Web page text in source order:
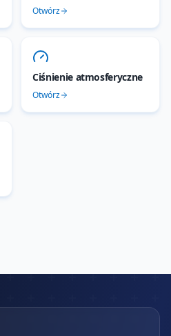
Otwórz
Ciśnienie atmosferyczne
Otwórz